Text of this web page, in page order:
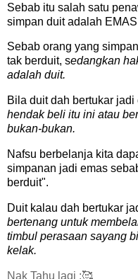
Sebab itu salah satu
simpan duit adalah
Sebab orang yang
tak berduit, sedangkan
adalah duit.
Bila duit dah bertukar jadi
hendak beli itu ini atau
bukan-bukan.
Nafsu berbelanja kita
simpanan jadi emas
berduit".
Duit kalau dah bertukar
bertenang untuk
timbul perasaan sayang
kelak.
Nak Tahu lagi ;🥰